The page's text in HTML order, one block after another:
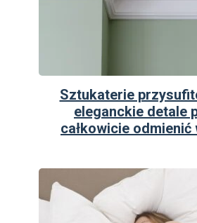
Sztukaterie
eleganckie detale
całkowicie odmienić